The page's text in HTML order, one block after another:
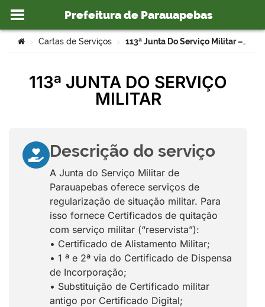
Ir para o conteúdo
Prefeitura de Parauapebas
Você está aqui:
> Cartas de Serviços > 113ª Junta Do Serviço Militar – SAC
113ª JUNTA DO SERVIÇO
MILITAR
Descrição do serviço
A Junta do Serviço Militar de
Parauapebas oferece serviços de
regularização de situação militar. Para
isso fornece Certificados de quitação
com serviço militar (“reservista”):
• Certificado de Alistamento Militar;
• 1 ª e 2ª via do Certificado de Dispensa
de Incorporação;
• Substituição de Certificado militar
antigo por Certificado Digital;